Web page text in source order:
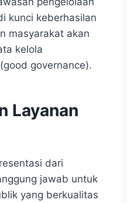
kunci keberhasilan
masyarakat akan
kelola
governance).
Layanan
dari
jawab untuk
yang berkualitas